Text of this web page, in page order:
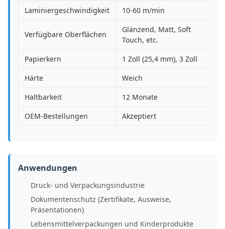
Laminiergeschwindigkeit
10-60 m/min
Verfügbare Oberflächen
Glänzend, Matt, Soft
Touch, etc.
Papierkern
1 Zoll (25,4 mm), 3 Zoll
Härte
Weich
Haltbarkeit
12 Monate
OEM-Bestellungen
Akzeptiert
Anwendungen
Druck- und Verpackungsindustrie
Dokumentenschutz (Zertifikate, Ausweise,
Präsentationen)
Lebensmittelverpackungen und Kinderprodukte